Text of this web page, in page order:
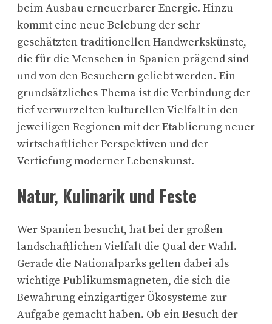
beim Ausbau erneuerbarer Energie. Hinzu
kommt eine neue Belebung der sehr
geschätzten traditionellen Handwerkskünste,
die für die Menschen in Spanien prägend sind
und von den Besuchern geliebt werden. Ein
grundsätzliches Thema ist die Verbindung der
tief verwurzelten kulturellen Vielfalt in den
jeweiligen Regionen mit der Etablierung neuer
wirtschaftlicher Perspektiven und der
Vertiefung moderner Lebenskunst.
Natur, Kulinarik und Feste
Wer Spanien besucht, hat bei der großen
landschaftlichen Vielfalt die Qual der Wahl.
Gerade die Nationalparks gelten dabei als
wichtige Publikumsmagneten, die sich die
Bewahrung einzigartiger Ökosysteme zur
Aufgabe gemacht haben. Ob ein Besuch der